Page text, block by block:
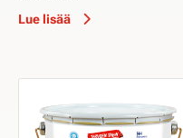
Lue lisää